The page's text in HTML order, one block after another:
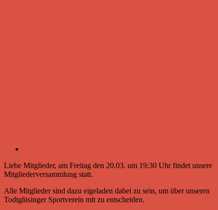
Liebe Mitglieder, am Freitag den 20.03. um 19:30 Uhr findet unsere
Mitgliederversammlung statt.
Alle Mitglieder sind dazu eigeladen dabei zu sein, um über unseren
Todtglüsinger Sportverein mit zu entscheiden.